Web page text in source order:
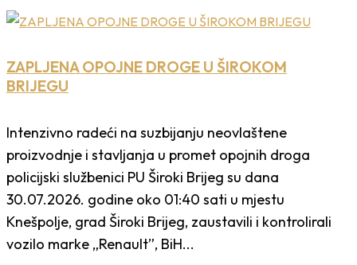
ZAPLJENA OPOJNE DROGE U ŠIROKOM
BRIJEGU
Intenzivno radeći na suzbijanju neovlaštene
proizvodnje i stavljanja u promet opojnih droga
policijski službenici PU Široki Brijeg su dana
30.07.2026. godine oko 01:40 sati u mjestu
Knešpolje, grad Široki Brijeg, zaustavili i kontrolirali
vozilo marke „Renault”, BiH...